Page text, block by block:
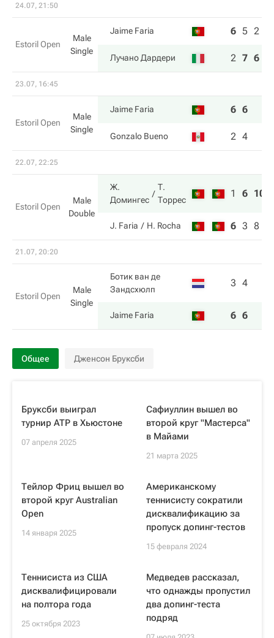
24.07, 21:50
Estoril Open
Male
Single
Jaime Faria 6 5 2
Лучано Дардери 2 7 6
23.07, 16:45
Estoril Open
Male
Single
Jaime Faria 6 6
Gonzalo Bueno 2 4
22.07, 22:25
Estoril Open
Male
Double
Ж.
Домингес
Т.
Торрес
1 6 10
J. Faria H. Rocha 6 3 8
21.07, 20:20
Estoril Open
Male
Single
Ботик ван де
Зандсхюлп
3 4
Jaime Faria 6 6
Общее Дженсон Бруксби
Бруксби выиграл
турнир ATP в Хьюстоне
07 апреля 2025
Сафиуллин вышел во
второй круг "Мастерса"
в Майами
21 марта 2025
Тейлор Фриц вышел во
второй круг Australian
Open
14 января 2025
Американскому
теннисисту сократили
дисквалификацию за
пропуск допинг-тестов
15 февраля 2024
Теннисиста из США
дисквалифицировали
на полтора года
25 октября 2023
Медведев рассказал,
что однажды пропустил
два допинг-теста
подряд